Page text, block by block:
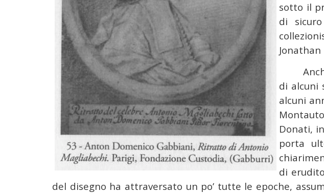
sotto il
di
di alcuni
alcuni
Donati,
porta
di
del disegno ha attraversato un po’ tutte le epoche,